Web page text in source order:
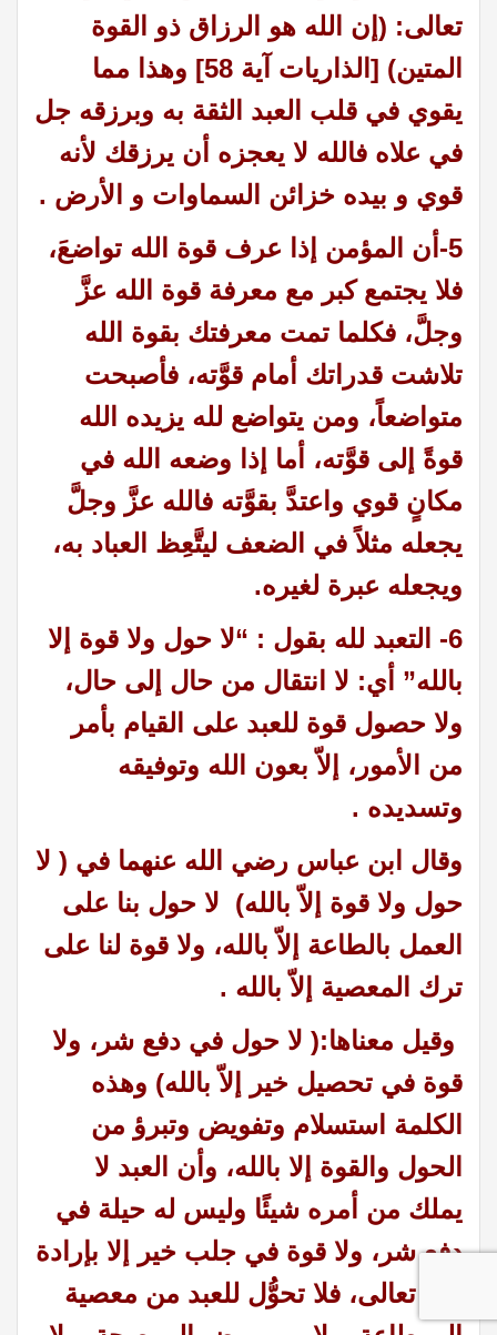
تعالى: (إن الله هو الرزاق ذو القوة
المتين) [الذاريات آية 58]
وهذا مما
يقوي في قلب العبد الثقة به وبرزقه جل
في علاه فالله لا يعجزه أن يرزقك لأنه
قوي و بيده خزائن السماوات و الأرض .
5-أن المؤمن إذا عرف قوة الله تواضعَ،
فلا يجتمع كبر مع معرفة قوة الله عزَّ
وجلَّ، فكلما تمت معرفتك بقوة الله
تلاشت قدراتك أمام قوَّته، فأصبحت
متواضعاً، ومن يتواضع لله يزيده الله
قوةً إلى قوَّته، أما إذا وضعه الله في
مكانٍ قوي واعتدَّ بقوَّته فالله عزَّ وجلَّ
يجعله مثلاً في الضعف ليتَّعِظ العباد به،
ويجعله عبرة لغيره.
6- التعبد لله بقول : “لا حول ولا قوة إلا
بالله” أي: لا انتقال من حال إلى حال،
ولا حصول قوة للعبد على القيام بأمر
من الأمور، إلاّ بعون الله وتوفيقه
وتسديده .
وقال ابن عباس رضي الله عنهما في ( لا
حول ولا قوة إلاّ بالله) لا حول بنا على
العمل بالطاعة إلاّ بالله، ولا قوة لنا على
ترك المعصية إلاّ بالله .
وقيل معناها:( لا حول في دفع شر، ولا
قوة في تحصيل خير إلاّ بالله) وهذه
الكلمة استسلام وتفويض وتبرؤ من
الحول والقوة إلا بالله، وأن العبد لا
يملك من أمره شيئًا وليس له حيلة في
دفع شر، ولا قوة في جلب خير إلا بإرادة
الله تعالى، فلا تحوُّل للعبد من معصية